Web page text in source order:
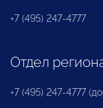
+7 (495) 247-4777
Отдел
+7 (495) 247-4777